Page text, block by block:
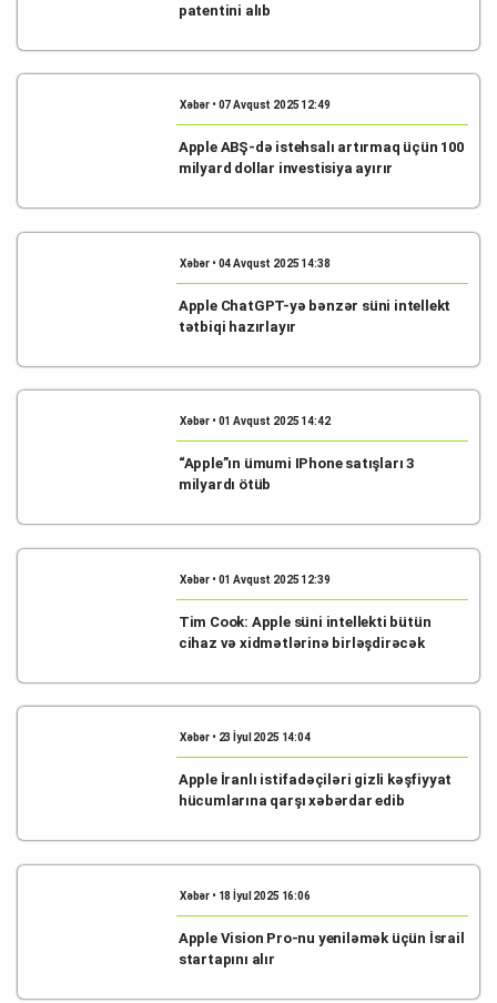
patentini alıb
Xəbər • 07 Avqust 2025 12:49
Apple ABŞ-də istehsalı artırmaq üçün 100
milyard dollar investisiya ayırır
Xəbər • 04 Avqust 2025 14:38
Apple ChatGPT-yə bənzər süni intellekt
tətbiqi hazırlayır
Xəbər • 01 Avqust 2025 14:42
“Apple”ın ümumi IPhone satışları 3
milyardı ötüb
Xəbər • 01 Avqust 2025 12:39
Tim Cook: Apple süni intellekti bütün
cihaz və xidmətlərinə birləşdirəcək
Xəbər • 23 İyul 2025 14:04
Apple İranlı istifadəçiləri gizli kəşfiyyat
hücumlarına qarşı xəbərdar edib
Xəbər • 18 İyul 2025 16:06
Apple Vision Pro-nu yeniləmək üçün İsrail
startapını alır